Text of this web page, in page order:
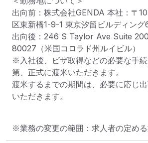
出向前：株式会社GENDA 本社：〒
区東新橋1-9-1 東京汐留ビルディング
出向後：246 S Taylor Ave Suite
80027（米国コロラド州ルイビル）
※入社後、ビザ取得などの必要な手
第、正式に渡米いただきます。
渡米するまでの期間は、必要に応じ
いただきます。
※業務の変更の範囲：求人者の定め